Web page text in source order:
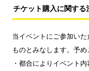
チケット購入に関する
当イベントにご参加い
ものとみなします。予め
・都合によりイベント